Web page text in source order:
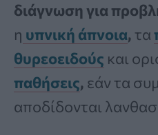
διάγνωση για
η υπνική άπνοια, τα
θυρεοειδούς και
παθήσεις, εάν τα
αποδίδονται